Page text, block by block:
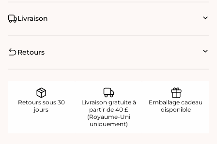
Livraison
Retours
Retours sous 30
jours
Livraison gratuite à
partir de 40 £
(Royaume-Uni
uniquement)
Emballage cadeau
disponible